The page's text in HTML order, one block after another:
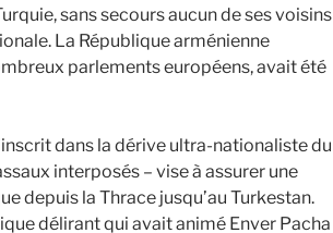
sans secours aucun de ses voisins
La République arménienne
parlements européens, avait été
dans la dérive ultra-nationaliste du
interposés – vise à assurer une
depuis la Thrace jusqu’au Turkestan.
délirant qui avait animé Enver Pacha